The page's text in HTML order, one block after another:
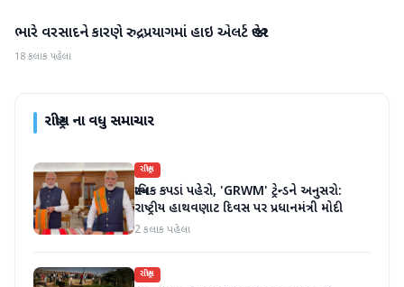
રાષ્ટ્રીય
ભારે વરસાદને કારણે રુદ્રપ્રયાગમાં હાઇ એલર્ટ જાહેર
18 કલાક પહેલા
રાષ્ટ્રીયના વધુ સમાચાર
રાષ્ટ્રીય
સ્થાનિક કપડાં પહેરો, 'GRWM' ટ્રેન્ડને અનુસરો:
રાષ્ટ્રીય હાથવણાટ દિવસ પર પ્રધાનમંત્રી મોદી
2 કલાક પહેલા
રાષ્ટ્રીય